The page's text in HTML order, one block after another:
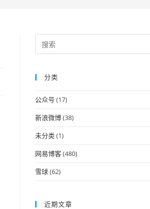
分类
公众号 (17)
新浪微博(38)
未分类(1)
网易博客(480)
雪球(62)
近期文章